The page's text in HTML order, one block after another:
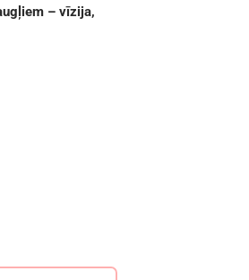
– vīzija,